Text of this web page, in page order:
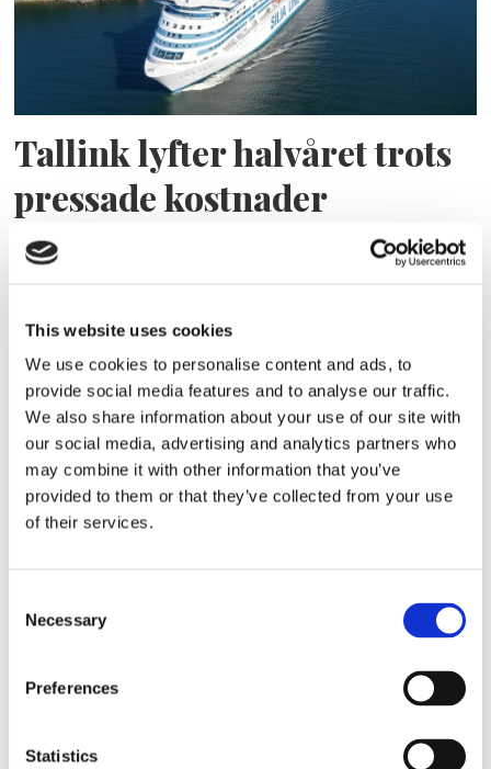
This website uses cookies
We use cookies to personalise content and ads, to
provide social media features and to analyse our traffic.
We also share information about your use of our site with
our social media, advertising and analytics partners who
may combine it with other information that you’ve
provided to them or that they’ve collected from your use
of their services.
Selection
Necessary
Preferences
Statistics
Tallink lyfter halvåret trots
pressade kostnader
Eckerö tyngs av höga
bränslekostnader men